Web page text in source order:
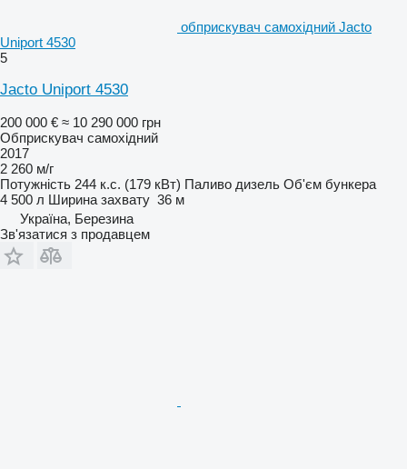
обприскувач самохідний Jacto
Uniport 4530
5
Jacto Uniport 4530
200 000 € ≈ 10 290 000 грн
Обприскувач самохідний
2017
2 260 м/г
Потужність 244 к.с. (179 кВт) Паливо дизель Об'єм бункера
4 500 л Ширина захвату 36 м
Україна, Березина
Зв'язатися з продавцем